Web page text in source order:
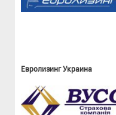
Евролизинг Украина